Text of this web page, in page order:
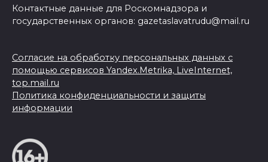
Контактные данные для Роскомнадзора и
государственных органов: gazetaslavatrudu@mail.ru
Согласие на обработку персональных данных с
помощью сервисов Yandex.Metrika, LiveInternet,
top.mail.ru
Политика конфиденциальности и защиты
информации